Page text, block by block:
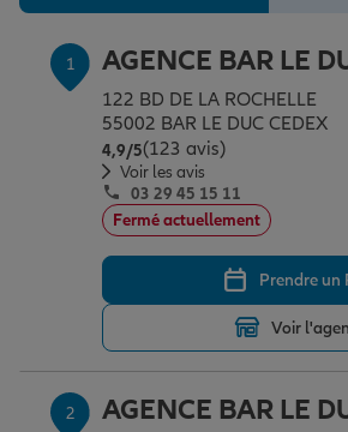
Assurance emprunteur
Prévoyance et dépendance
Assurance animal de compagnie
Protection de la famille
Protection juridique
Épargne & retraite
Plan épargne retraite
Assurance vie
Placements financiers
Investissements immobiliers
Vos projets
Partir en vacances
Changer de voiture
Conseil assurance
Assurance auto
Professionnels
1 AGENCE BAR LE
122 BD DE LA ROCHELLE
55002 BAR LE DUC CEDEX
4,9/5Note de 4.9 sur 5
(123 avis)
Voir les avis
03 29 45 15 11
Fermé actuellement
Prendre un
Voir
2 AGENCE BAR LE